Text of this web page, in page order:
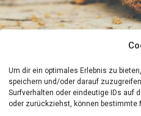
Um dir ein optimales Erlebnis zu
speichern und/oder darauf
Surfverhalten oder eindeutige IDs auf
oder zurückziehst, können bestimmte
ein wichtiges Thema –
Ein neues Urteil hat